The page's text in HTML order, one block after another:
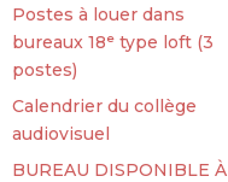
Postes à louer dans
bureaux 18ᵉ type loft (3
postes)
Calendrier du collège
audiovisuel
BUREAU DISPONIBLE À